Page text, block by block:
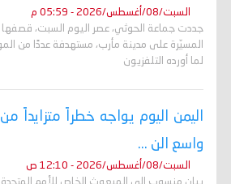
السبت/08/أغسطس/2026 - 05:59 م
جددت جماعة الحوثي، عصر اليوم السبت، قصفها
المسيّرة على مدينة مأرب، مستهدفة عددًا من
لما أورده التلفزيون
اليمن اليوم يواجه خطراً متزايداً
واسع الن ...
السبت/08/أغسطس/2026 - 12:10 ص